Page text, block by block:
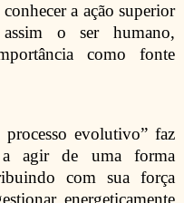
a ação superior
assim o ser humano,
como fonte
evolutivo” faz
agir de uma forma
com sua força